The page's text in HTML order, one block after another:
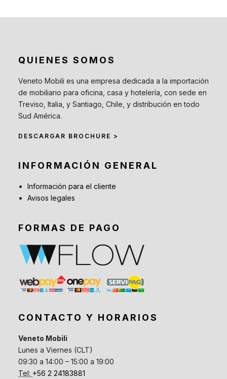
QUIENES SOMOS
Veneto Mobili es una empresa dedicada a la importación
de mobiliario para oficina, casa y hotelería, con sede en
Treviso, Italia, y Santiago, Chile, y distribución en todo
Sud América.
DESCARGAR BROCHURE >
INFORMACIÓN GENERAL
Información para el cliente
Avisos legales
FORMAS DE PAGO
CONTACTO Y HORARIOS
Veneto Mobili
Lunes a Viernes (CLT)
09:30 a 14:00 – 15:00 a 19:00
Tel: +56 2 24183881